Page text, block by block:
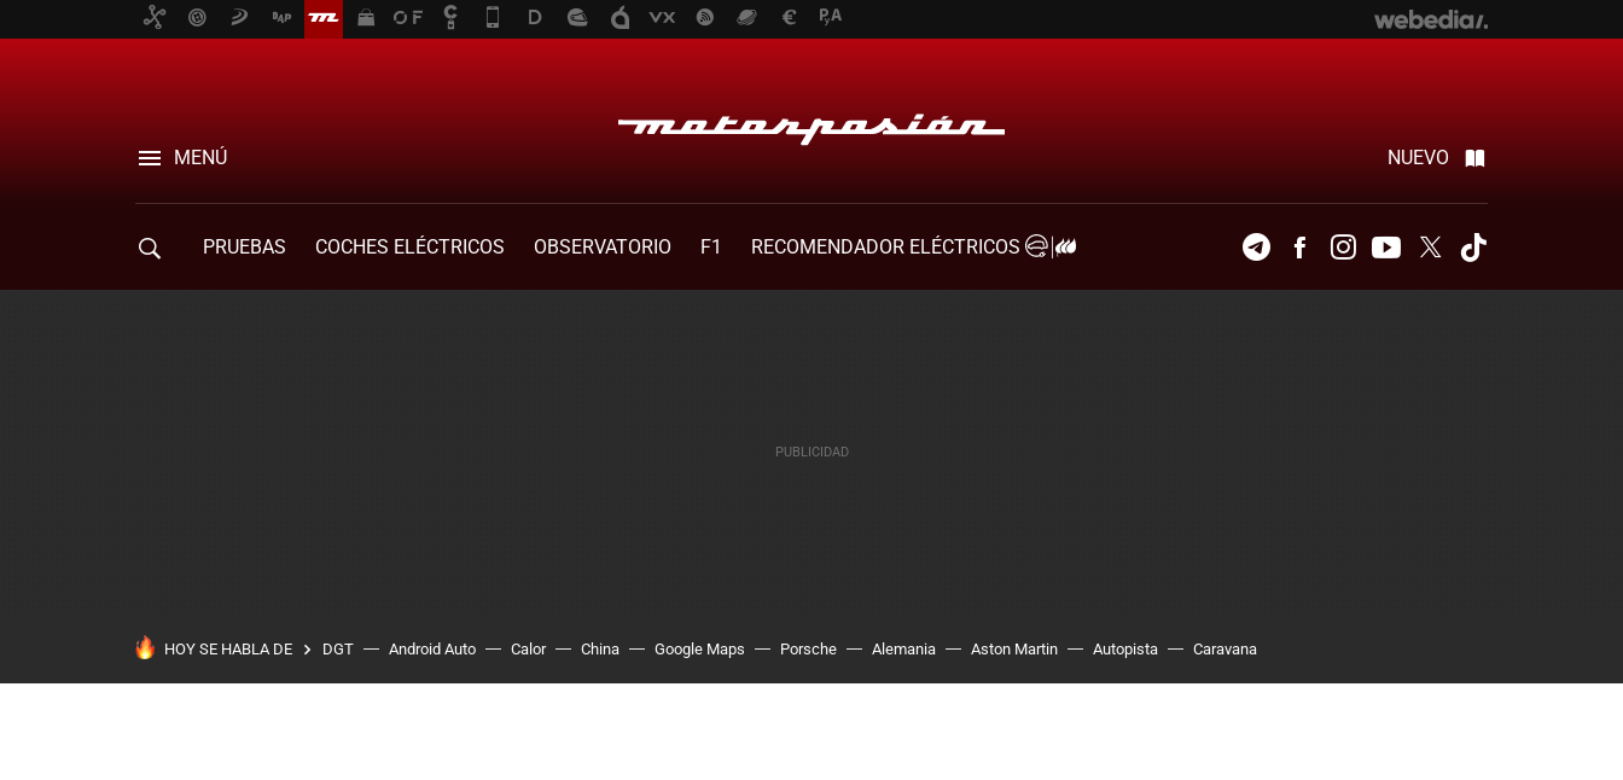
MENÚ NUEVO
PRUEBAS COCHES ELÉCTRICOS OBSERVATORIO F1
RECOMENDADOR ELÉCTRICOS
TelegramFacebookInstagramYoutubeTwitter
HOY SE HABLA DE DGT Android Auto Calor China Google Maps Porsche Alemania Aston Martin Autopista Caravana